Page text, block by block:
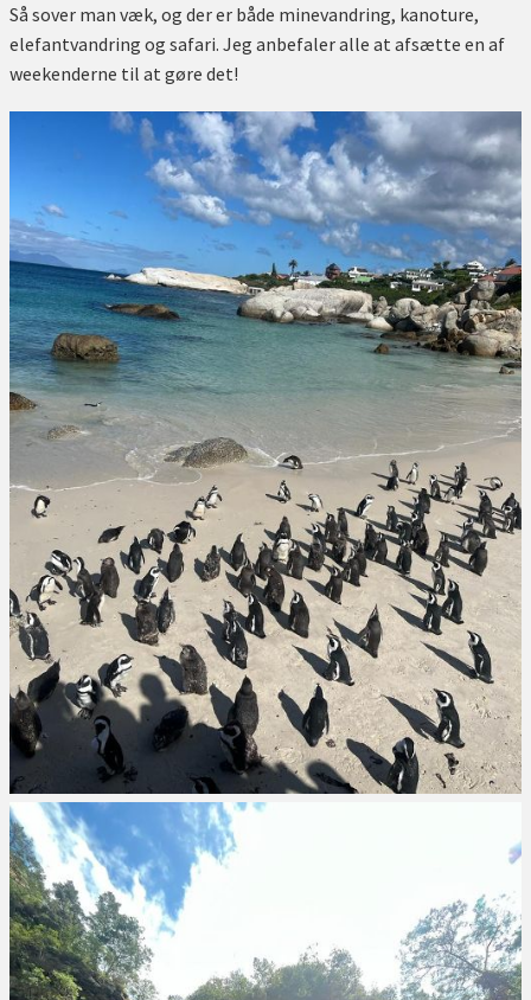
Så sover man væk, og der er både minevandring, kanoture,
elefantvandring og safari. Jeg anbefaler alle at afsætte en af
weekenderne til at gøre det!